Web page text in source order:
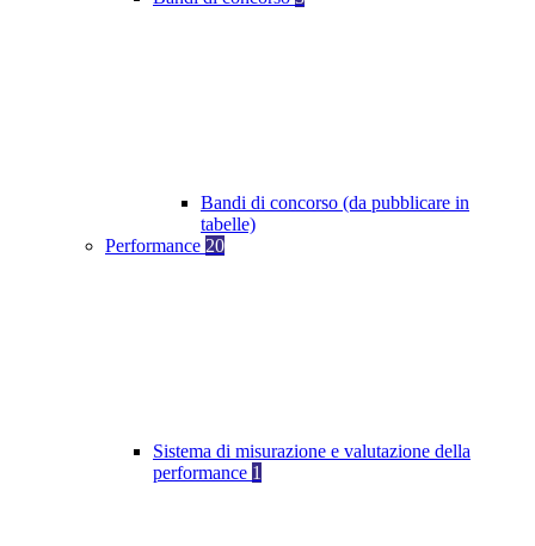
Bandi di concorso (da pubblicare in
tabelle)
Performance 20
Sistema di misurazione e valutazione della
performance 1